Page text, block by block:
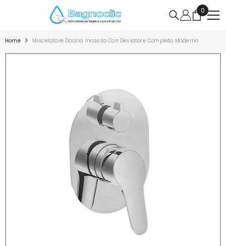
0
0
articoli
Home Miscelatore Doccia Incasso Con Deviatore Completo Moderno